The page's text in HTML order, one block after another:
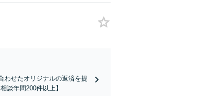
わせたオリジナルの返済を提
談年間200件以上】